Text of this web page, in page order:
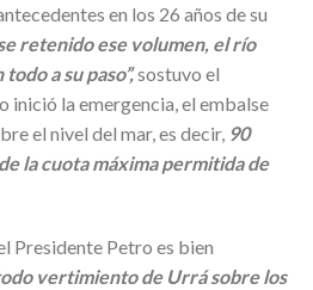
en los 26 años de su
retenido ese volumen, el río
a su paso”,sostuvo el
inició la emergencia, el embalse
el nivel del mar, es decir, 90
la cuota máxima permitida de
Presidente Petro es bien
vertimiento de Urrá sobre los